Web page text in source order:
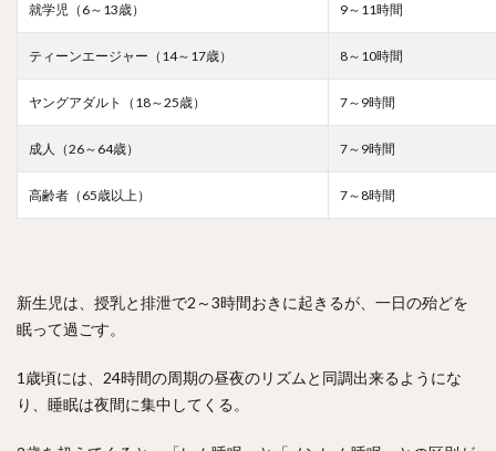
就学児（6～13歳） 9～11時間
ティーンエージャー（14～17歳） 8～10時間
ヤングアダルト（18～25歳） 7～9時間
成人（26～64歳） 7～9時間
高齢者（65歳以上） 7～8時間
新生児は、授乳と排泄で2～3時間おきに起きるが、一日の殆どを
眠って過ごす。
1歳頃には、24時間の周期の昼夜のリズムと同調出来るようにな
り、睡眠は夜間に集中してくる。